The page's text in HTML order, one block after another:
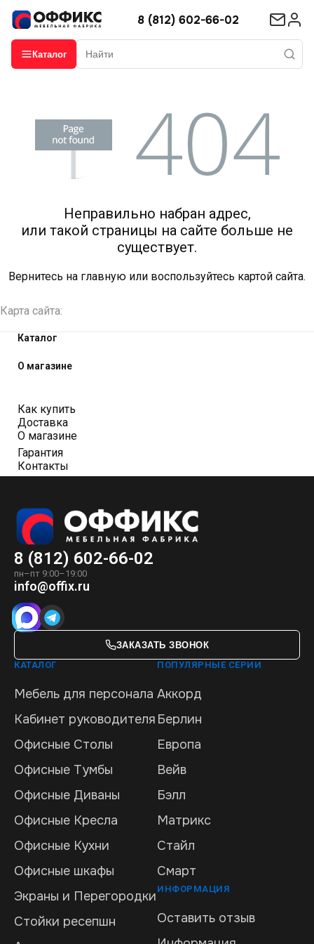
8 (812) 602-66-02
Каталог
Неправильно набран адрес,
или такой страницы на сайте больше не
существует.
Вернитесь на главную или воспользуйтесь картой сайта.
Карта сайта:
Каталог
О магазине
Как купить
Доставка
О магазине
Гарантия
Контакты
8 (812) 602-66-02
пн–пт 9:00–19:00
info@offix.ru
ЗАКАЗАТЬ ЗВОНОК
КАТАЛОГ
Мебель для персонала
Кабинет руководителя
Офисные Столы
Офисные Тумбы
Офисные Диваны
Офисные Кресла
Офисные Кухни
Офисные шкафы
Экраны и Перегородки
Стойки ресепшн
ПОПУЛЯРНЫЕ СЕРИИ
Аккорд
Берлин
Европа
Вейв
Бэлл
Матрикс
Стайл
Смарт
ИНФОРМАЦИЯ
Оставить отзыв